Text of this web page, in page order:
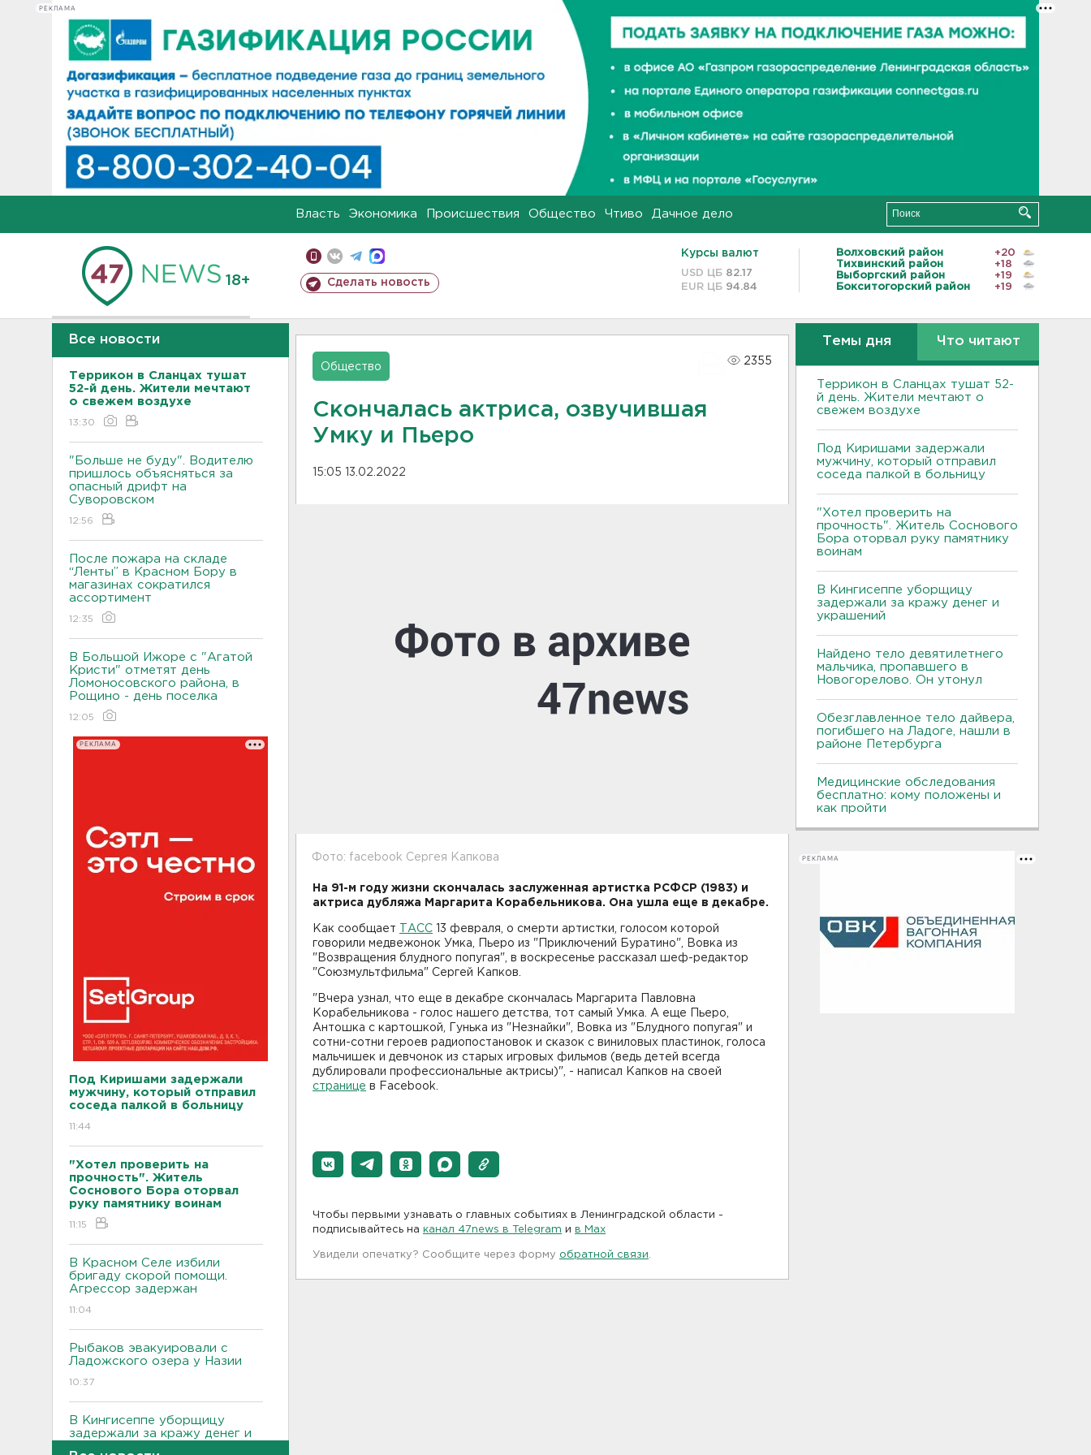
РЕКЛАМА
Власть Экономика Происшествия Общество Чтиво Дачное дело
18+ Сделать новость
Курсы валют
USD ЦБ 82.17
EUR ЦБ 94.84
Волховский район
+20
Тихвинский район
+18
Выборгский район
+19
Бокситогорский район
+19
Все новости
Террикон в Сланцах тушат
52-й день. Жители мечтают
о свежем воздухе
13:30
"Больше не буду". Водителю
пришлось объясняться за
опасный дрифт на
Суворовском
12:56
После пожара на складе
“Ленты” в Красном Бору в
магазинах сократился
ассортимент
12:35
В Большой Ижоре с "Агатой
Кристи" отметят день
Ломоносовского района, в
Рощино - день поселка
12:05
РЕКЛАМА
Под Киришами задержали
мужчину, который отправил
соседа палкой в больницу
11:44
"Хотел проверить на
прочность". Житель
Соснового Бора оторвал
руку памятнику воинам
11:15
В Красном Селе избили
бригаду скорой помощи.
Агрессор задержан
11:04
Рыбаков эвакуировали с
Ладожского озера у Назии
10:37
В Кингисеппе уборщицу
задержали за кражу денег и
Общество
2355
Скончалась актриса, озвучившая
Умку и Пьеро
15:05 13.02.2022
Фото: facebook Сергея Капкова
На 91-м году жизни скончалась заслуженная артистка РСФСР (1983) и
актриса дубляжа Маргарита Корабельникова. Она ушла еще в декабре.
Как сообщает ТАСС 13 февраля, о смерти артистки, голосом которой
говорили медвежонок Умка, Пьеро из "Приключений Буратино", Вовка из
"Возвращения блудного попугая", в воскресенье рассказал шеф-редактор
"Союзмультфильма" Сергей Капков.
"Вчера узнал, что еще в декабре скончалась Маргарита Павловна
Корабельникова - голос нашего детства, тот самый Умка. А еще Пьеро,
Антошка с картошкой, Гунька из "Незнайки", Вовка из "Блудного попугая" и
сотни-сотни героев радиопостановок и сказок с виниловых пластинок, голоса
мальчишек и девчонок из старых игровых фильмов (ведь детей всегда
дублировали профессиональные актрисы)", - написал Капков на своей
странице в Facebook.
Чтобы первыми узнавать о главных событиях в Ленинградской области -
подписывайтесь на канал 47news в Telegram и в Maх
Увидели опечатку? Сообщите через форму обратной связи
Темы дня Что читают
Террикон в Сланцах тушат 52-
й день. Жители мечтают о
свежем воздухе
Под Киришами задержали
мужчину, который отправил
соседа палкой в больницу
"Хотел проверить на
прочность". Житель Соснового
Бора оторвал руку памятнику
воинам
В Кингисеппе уборщицу
задержали за кражу денег и
украшений
Найдено тело девятилетнего
мальчика, пропавшего в
Новогорелово. Он утонул
Обезглавленное тело дайвера,
погибшего на Ладоге, нашли в
районе Петербурга
Медицинские обследования
бесплатно: кому положены и
как пройти
РЕКЛАМА